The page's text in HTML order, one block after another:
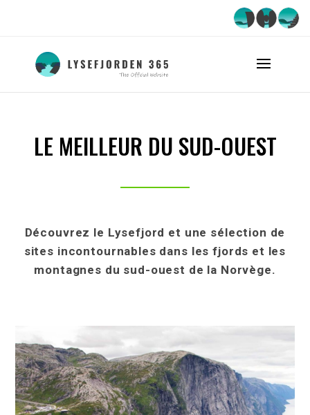
LE MEILLEUR DU SUD-OUEST
Découvrez le Lysefjord et une sélection de
sites incontournables dans les fjords et les
montagnes du sud-ouest de la Norvège.